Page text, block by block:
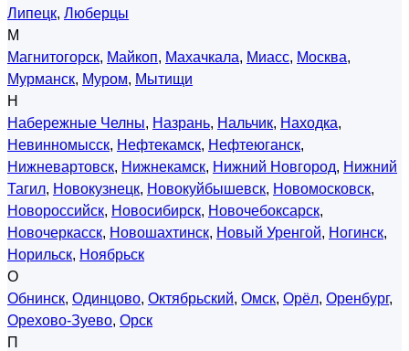
Липецк, Люберцы
М
Магнитогорск, Майкоп, Махачкала, Миасс, Москва,
Мурманск, Муром, Мытищи
Н
Набережные Челны, Назрань, Нальчик, Находка,
Невинномысск, Нефтекамск, Нефтеюганск,
Нижневартовск, Нижнекамск, Нижний Новгород, Нижний
Тагил, Новокузнецк, Новокуйбышевск, Новомосковск,
Новороссийск, Новосибирск, Новочебоксарск,
Новочеркасск, Новошахтинск, Новый Уренгой, Ногинск,
Норильск, Ноябрьск
О
Обнинск, Одинцово, Октябрьский, Омск, Орёл, Оренбург,
Орехово-Зуево, Орск
П